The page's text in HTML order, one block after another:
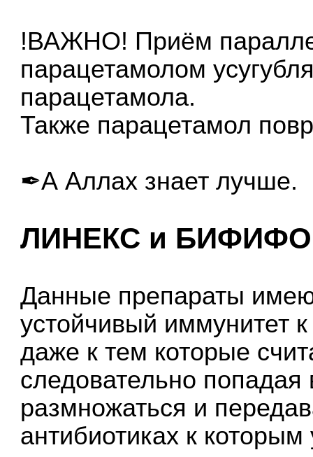
!ВАЖНО! Приём
парацетамолом
парацетамола.
Также парацетамол
✒А Аллах знает лучше.
ЛИНЕКС и
Данные препараты
устойчивый иммунитет
даже к тем которые
следовательно
размножаться и
антибиотиках к